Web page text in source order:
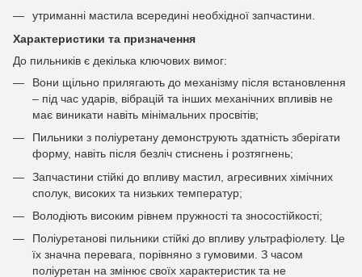
утриманні мастила всередині необхідної запчастини.
Характеристики та призначення
До пильників є декілька ключових вимог:
Вони щільно прилягають до механізму після встановлення
– під час ударів, вібрацій та інших механічних впливів не
має виникати навіть мінімальних просвітів;
Пильники з поліуретану демонструють здатність зберігати
форму, навіть після безліч стиснень і розтягнень;
Запчастини стійкі до впливу мастил, агресивних хімічних
сполук, високих та низьких температур;
Володіють високим рівнем пружності та зносостійкості;
Поліуретанові пильники стійкі до впливу ультрафіолету. Це
їх значна перевага, порівняно з гумовими. З часом
поліуретан на змінює своїх характеристик та не